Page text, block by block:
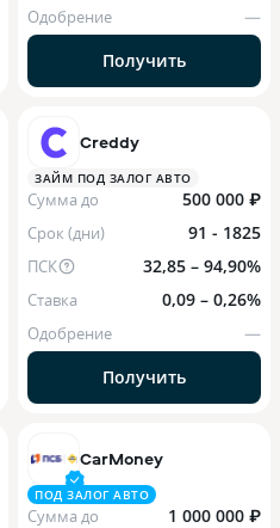
Одобрение
—
Получить
Creddy
ЗАЙМ ПОД ЗАЛОГ АВТО
Сумма до 500 000 ₽
Срок (дни) 91 - 1825
ПСК 32,85 – 94,90%
Ставка 0,09 – 0,26%
Одобрение
—
Получить
CarMoney
ПОД ЗАЛОГ АВТО
Сумма до 1 000 000 ₽